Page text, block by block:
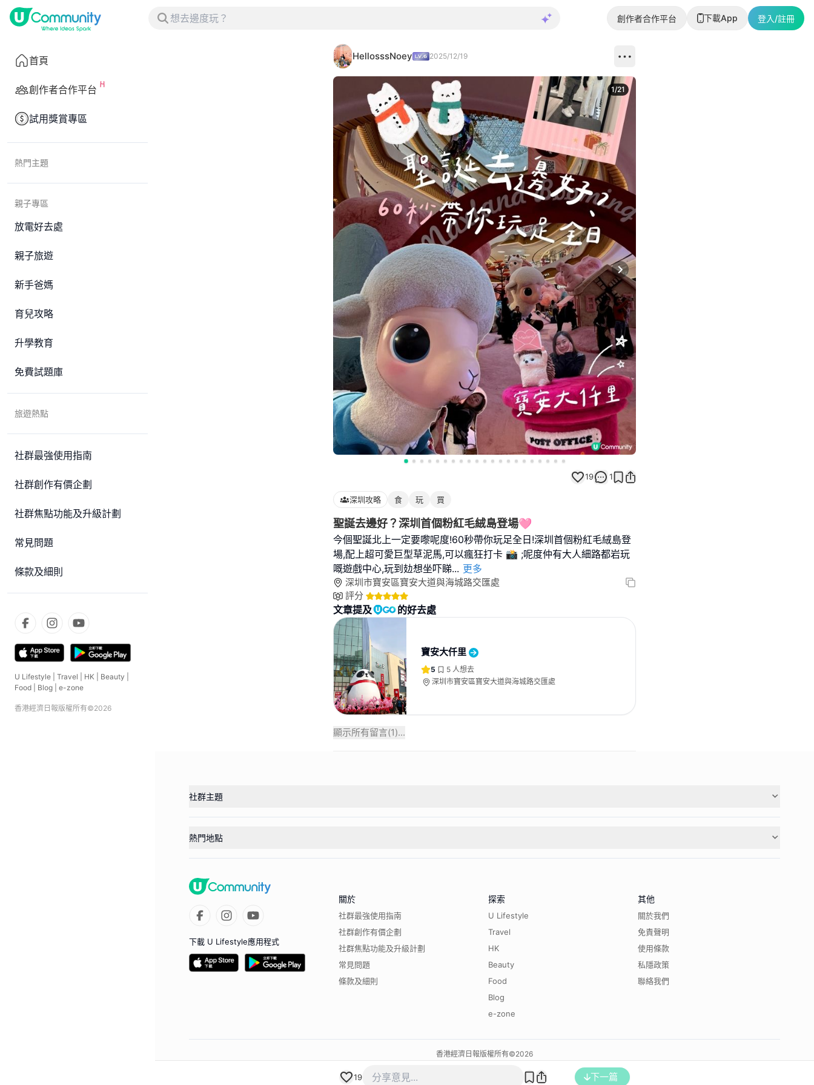
創作者合作平台 下載App 登入/註冊
首頁
創作者合作平台
試用獎賞專區
熱門主題
親子專區
放電好去處
親子旅遊
新手爸媽
育兒攻略
升學教育
免費試題庫
旅遊熱點
社群最強使用指南
社群創作有價企劃
社群焦點功能及升級計劃
常見問題
條款及細則
U Lifestyle Travel HK Beauty
Food
Blog e-zone
香港經濟日報版權所有©2026
HellosssNoey 2025/12/19
Next slide
1/21
19 1
深圳攻略 食 玩 買
聖誕去邊好？深圳首個粉紅毛絨島登場🩷
今個聖誕北上一定要嚟呢度!60秒帶你玩足全日!深圳首個粉紅毛絨島登
場,配上超可愛巨型草泥馬,可以瘋狂打卡 📸 ;呢度仲有大人細路都岩玩
嘅遊戲中心,玩到攰想坐吓睇... 更多
深圳市寶安區寶安大道與海城路交匯處
評分
文章提及 的好去處
寶安大仟里
5 5 人想去
深圳市寶安區寶安大道與海城路交匯處
顯示所有留言(1)...
19 下一篇
社群主題
熱門地點
下載 U Lifestyle應用程式
關於
社群最強使用指南
社群創作有價企劃
社群焦點功能及升級計劃
常見問題
條款及細則
探索
U Lifestyle
Travel
HK
Beauty
Food
Blog
e-zone
其他
關於我們
免責聲明
使用條款
私隱政策
聯絡我們
香港經濟日報版權所有©2026